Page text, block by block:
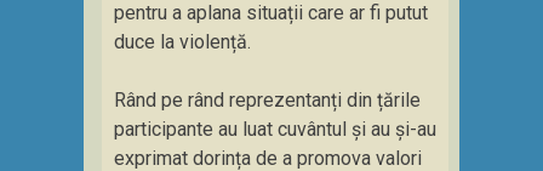
pentru a aplana situații care ar fi putut
duce la violență.
Rând pe rând reprezentanți din țările
participante au luat cuvântul și au și-au
exprimat dorința de a promova valori